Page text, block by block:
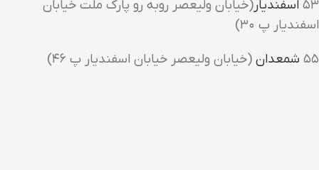
۵۳ اسفندیار(خیابان ولیعصر روبه رو پارک ملت خیابان
اسفندیار پ ۳۰)
۵۵ شمعدان (خیابان ولیعصر خیابان اسفندیار پ ۴۶)